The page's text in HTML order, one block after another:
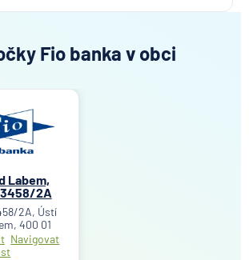
Fio banka v obci
Labem,
3458/2A
2A, Ústí
400 01
Navigovat